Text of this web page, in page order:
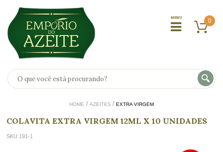
0
HOME AZEITES EXTRA VIRGEM
COLAVITA EXTRA VIRGEM 12ML X 10 UNIDADES
SKU 191-1